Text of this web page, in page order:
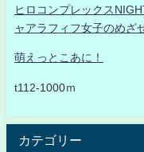
ヒロコンプレックス
ャアラフィフ女子のめざ
萌えっとこあに！
t112-1000ｍ
カテゴリー